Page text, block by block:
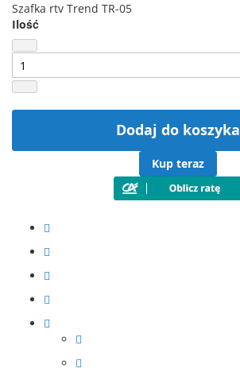
Szafka rtv Trend TR-05
Ilość
Dodaj do koszyka
Kup teraz